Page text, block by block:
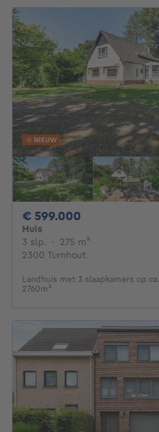
NIEUW
€ 599.000
Huis
3 slp. 3 slaapkamers
· 275 m²
2300 Turnhout
Landhuis met 3 slaapkamers op ca.
2760m²